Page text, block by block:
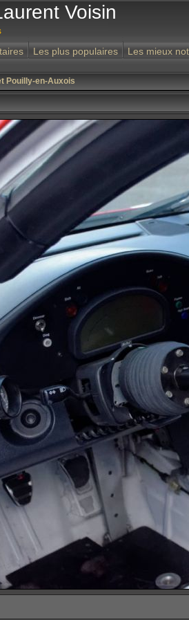
Voisin
Les plus populaires Les mieux
Pouilly-en-Auxois